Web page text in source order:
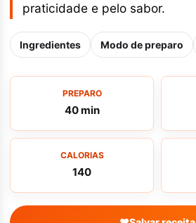
praticidade e pelo sabor.
Ingredientes Modo de preparo
PREPARO
40 min
CALORIAS
140